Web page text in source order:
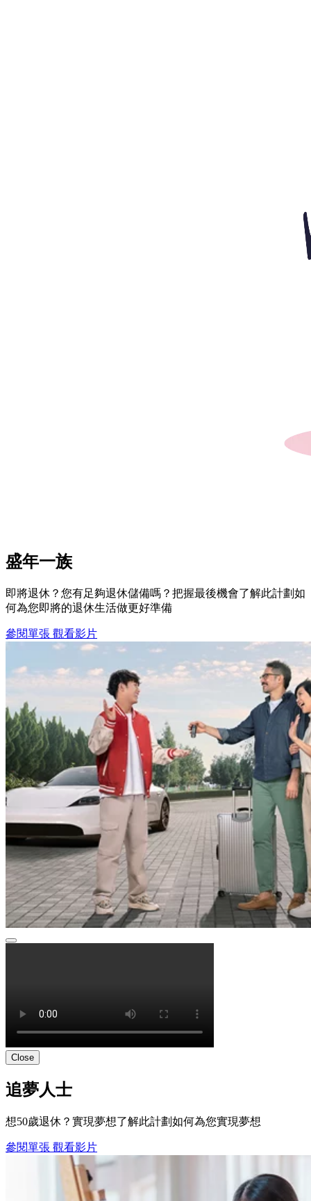
盛年一族
即將退休？您有足夠退休儲備嗎？把握最後機會了解此計劃如
何為您即將的退休生活做更好準備
參閱單張 觀看影片
Close
追夢人士
想50歲退休？實現夢想了解此計劃如何為您實現夢想
參閱單張 觀看影片